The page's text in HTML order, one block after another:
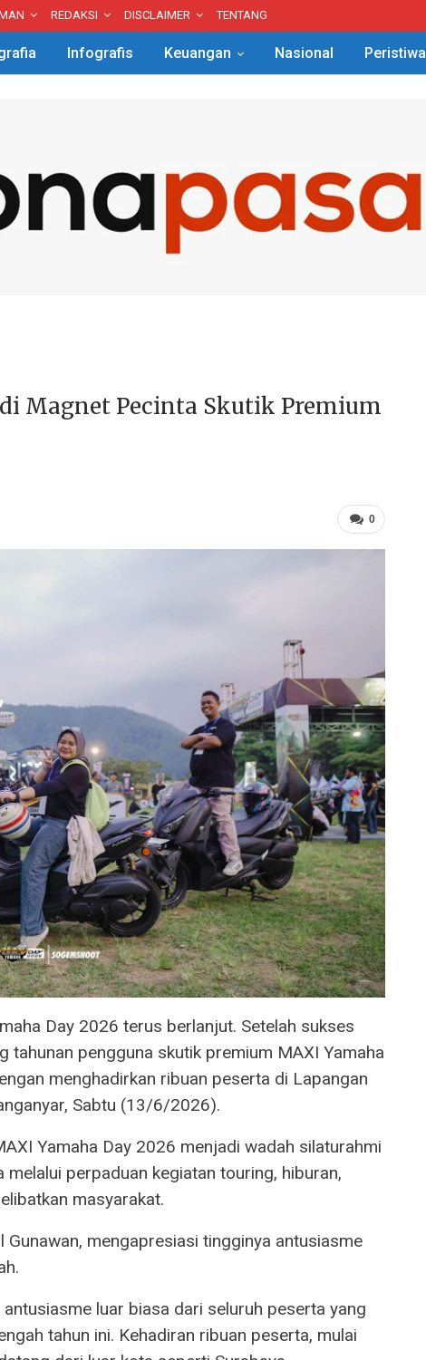
REDAKSI DISCLAIMER TENTANG
Infografis Keuangan Nasional Peristiwa
Magnet Pecinta Skutik Premium
0
Day 2026 terus berlanjut. Setelah sukses
tahunan pengguna skutik premium MAXI Yamaha
menghadirkan ribuan peserta di Lapangan
Sabtu (13/6/2026).
Yamaha Day 2026 menjadi wadah silaturahmi
perpaduan kegiatan touring, hiburan,
masyarakat.
Gunawan, mengapresiasi tingginya antusiasme
luar biasa dari seluruh peserta yang
tahun ini. Kehadiran ribuan peserta, mulai